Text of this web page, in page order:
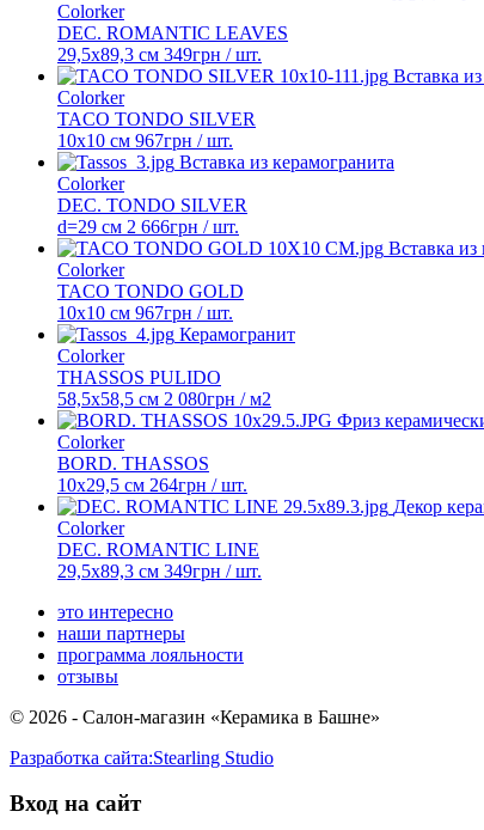
Colorker
DEC. ROMANTIC LEAVES
29,5x89,3 см 349грн / шт.
Вставка
Colorker
TACO TONDO SILVER
10x10 см 967грн / шт.
Вставка из керамогранита
Colorker
DEC. TONDO SILVER
d=29 см 2 666грн / шт.
Вставка из
Colorker
TACO TONDO GOLD
10x10 см 967грн / шт.
Керамогранит
Colorker
THASSOS PULIDO
58,5x58,5 см 2 080грн / м2
Фриз
Colorker
BORD. THASSOS
10x29,5 см 264грн / шт.
Декор
Colorker
DEC. ROMANTIC LINE
29,5x89,3 см 349грн / шт.
это интересно
наши партнеры
программа лояльности
отзывы
© 2026 - Салон-магазин «Керамика в Башне»
Разработка сайта:Stearling Studio
Вход на сайт